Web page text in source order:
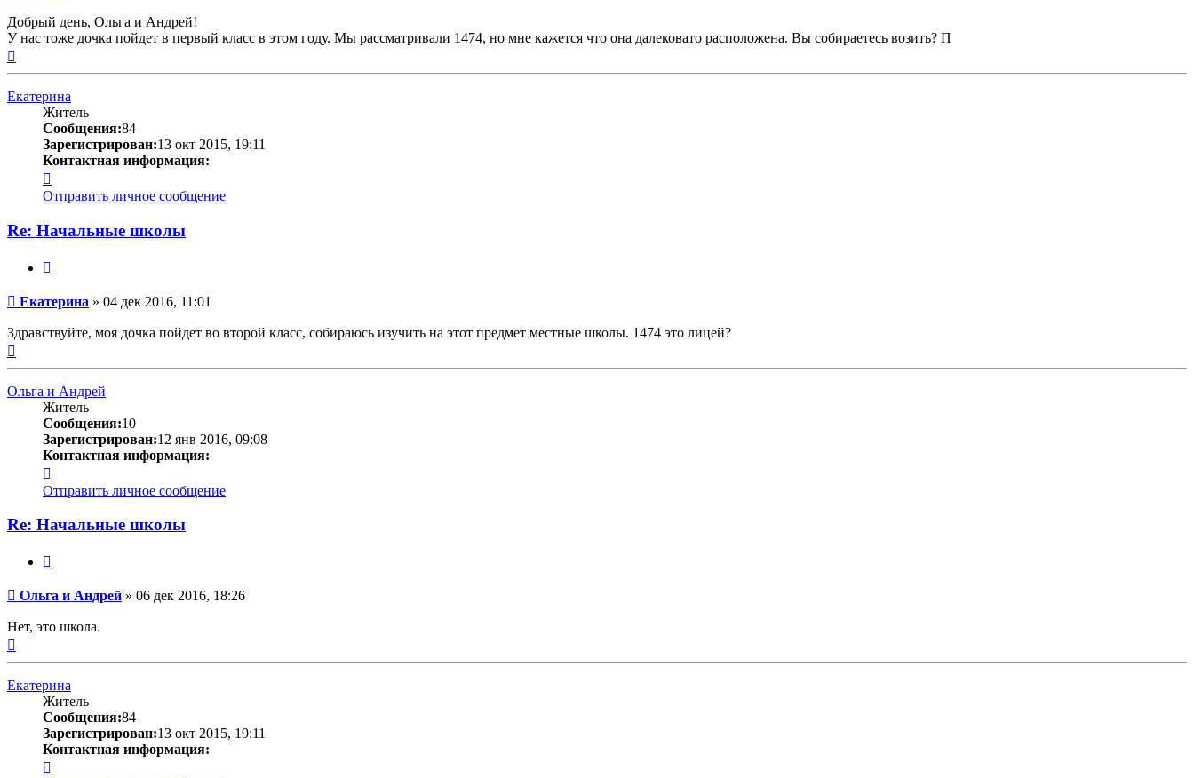
Добрый день, Ольга и Андрей!
У нас тоже дочка пойдет в первый класс в этом году. Мы рассматривали 1474, но мне кажется что она далековато расположена. Вы собираетесь возить? П
Екатерина
Житель
Сообщения:84
Зарегистрирован:13 окт 2015, 19:11
Контактная информация:
информация
пользователя
Отправить личное сообщение
Re: Начальные школы
Сообщение
Екатерина » 04 дек 2016, 11:01
Здравствуйте, моя дочка пойдет во второй класс, собираюсь изучить на этот предмет местные школы. 1474 это лицей?
Ольга и Андрей
Житель
Сообщения:10
Зарегистрирован:12 янв 2016, 09:08
Контактная информация:
информация
пользователя
и
Отправить личное сообщение
Re: Начальные школы
Сообщение
Ольга и Андрей » 06 дек 2016, 18:26
Нет, это школа.
Екатерина
Житель
Сообщения:84
Зарегистрирован:13 окт 2015, 19:11
Контактная информация: